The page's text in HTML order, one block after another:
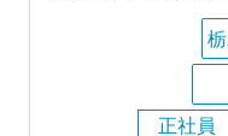
正社員